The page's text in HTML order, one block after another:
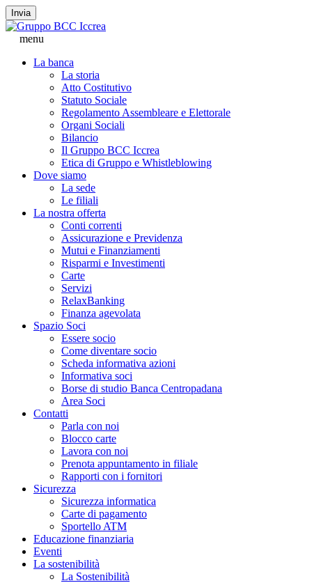
Invia
menu
La banca
La storia
Atto Costitutivo
Statuto Sociale
Regolamento Assembleare e Elettorale
Organi Sociali
Bilancio
Il Gruppo BCC Iccrea
Etica di Gruppo e Whistleblowing
Dove siamo
La sede
Le filiali
La nostra offerta
Conti correnti
Assicurazione e Previdenza
Mutui e Finanziamenti
Risparmi e Investimenti
Carte
Servizi
RelaxBanking
Finanza agevolata
Spazio Soci
Essere socio
Come diventare socio
Scheda informativa azioni
Informativa soci
Borse di studio Banca Centropadana
Area Soci
Contatti
Parla con noi
Blocco carte
Lavora con noi
Prenota appuntamento in filiale
Rapporti con i fornitori
Sicurezza
Sicurezza informatica
Carte di pagamento
Sportello ATM
Educazione finanziaria
Eventi
La sostenibilità
La Sostenibilità